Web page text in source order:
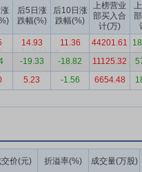
求方面，整体上看，报告期
平台期，批产需求同步放缓，
别是中国经济和航空产业快
从波音、空客、中国商飞三
司依托产品的研制及生产以技
的制造能力快速形成，满足
焰筒组件的生产模式实现单机
后5日涨
跌幅(%)
后10日涨
跌幅(%)
上榜营业
部买入合
计(万)
14.93 11.36 44201.61
-19.33 -18.82 11125.32
5.23 -1.56 6654.48
交价(元) 折溢率(%) 成交量(万股)